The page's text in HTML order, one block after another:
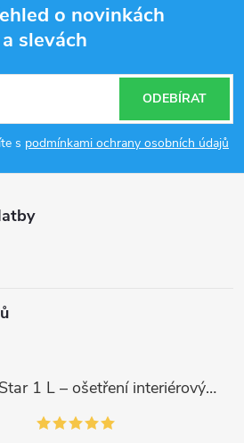
o novinkách
a slevách
s podmínkami ochrany osobních údajů
ODEBÍRAT
Koch Chemie Top Star 1 L – ošetření interiérových plastů, ochrana a matný vzhled